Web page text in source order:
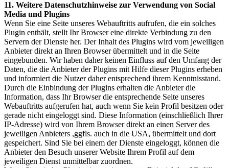
11. Weitere Datenschutzhinweise zur Verwendung von Social
Media und Plugins
Wenn Sie eine Seite unseres Webauftritts aufrufen, die ein solches
Plugin enthält, stellt Ihr Browser eine direkte Verbindung zu den
Servern der Dienste her. Der Inhalt des Plugins wird vom jeweiligen
Anbieter direkt an Ihren Browser übermittelt und in die Seite
eingebunden. Wir haben daher keinen Einfluss auf den Umfang der
Daten, die die Anbieter der Plugins mit Hilfe dieser Plugins erheben
und informiert die Nutzer daher entsprechend ihrem Kenntnisstand.
Durch die Einbindung der Plugins erhalten die Anbieter die
Information, dass Ihr Browser die entsprechende Seite unseres
Webauftritts aufgerufen hat, auch wenn Sie kein Profil besitzen oder
gerade nicht eingeloggt sind. Diese Information (einschließlich Ihrer
IP-Adresse) wird von Ihrem Browser direkt an einen Server des
jeweiligen Anbieters ,ggfls. auch in die USA, übermittelt und dort
gespeichert. Sind Sie bei einem der Dienste eingeloggt, können die
Anbieter den Besuch unserer Website Ihrem Profil auf dem
jeweiligen Dienst unmittelbar zuordnen.